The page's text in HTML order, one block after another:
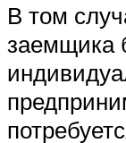
В том
заемщика